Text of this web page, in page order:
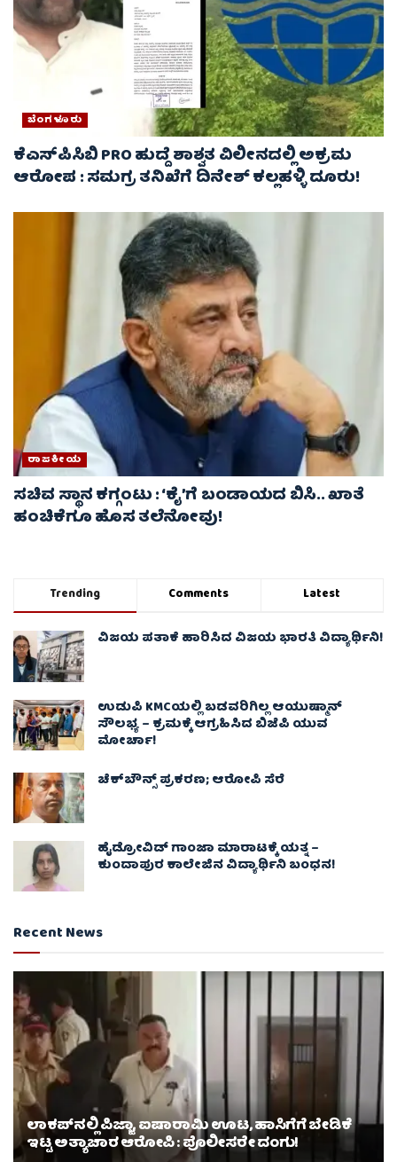
ಬೆಂಗಳೂರು
ಕೆಎಸ್‌ಪಿಸಿಬಿ PRO ಹುದ್ದೆ ಶಾಶ್ವತ ವಿಲೀನದಲ್ಲಿ ಅಕ್ರಮ
ಆರೋಪ : ಸಮಗ್ರ ತನಿಖೆಗೆ ದಿನೇಶ್ ಕಲ್ಲಹಳ್ಳಿ ದೂರು!
ರಾಜಕೀಯ
ಸಚಿವ ಸ್ಥಾನ ಕಗ್ಗಂಟು : ‘ಕೈ’ಗೆ ಬಂಡಾಯದ ಬಿಸಿ.. ಖಾತೆ
ಹಂಚಿಕೆಗೂ ಹೊಸ ತಲೆನೋವು!
Trending Comments Latest
ವಿಜಯ ಪತಾಕೆ ಹಾರಿಸಿದ ವಿಜಯ ಭಾರತಿ ವಿದ್ಯಾರ್ಥಿನಿ!
ಉಡುಪಿ KMCಯಲ್ಲಿ ಬಡವರಿಗಿಲ್ಲ ಆಯುಷ್ಮಾನ್
ಸೌಲಭ್ಯ – ಕ್ರಮಕ್ಕೆ ಆಗ್ರಹಿಸಿದ ಬಿಜೆಪಿ ಯುವ
ಮೋರ್ಚಾ!
ಚೆಕ್​ಬೌನ್ಸ್​ ಪ್ರಕರಣ; ಆರೋಪಿ ಸೆರೆ
ಹೈಡ್ರೋವಿಡ್ ಗಾಂಜಾ ಮಾರಾಟಕ್ಕೆ ಯತ್ನ –
ಕುಂದಾಪುರ ಕಾಲೇಜಿನ ವಿದ್ಯಾರ್ಥಿನಿ ಬಂಧನ!
Recent News
ಲಾಕಪ್‌ನಲ್ಲಿ ಪಿಜ್ಜಾ, ಐಷಾರಾಮಿ ಊಟ, ಹಾಸಿಗೆಗೆ ಬೇಡಿಕೆ
ಇಟ್ಟ ಅತ್ಯಾಚಾರ ಆರೋಪಿ : ಪೊಲೀಸರೇ ದಂಗು!